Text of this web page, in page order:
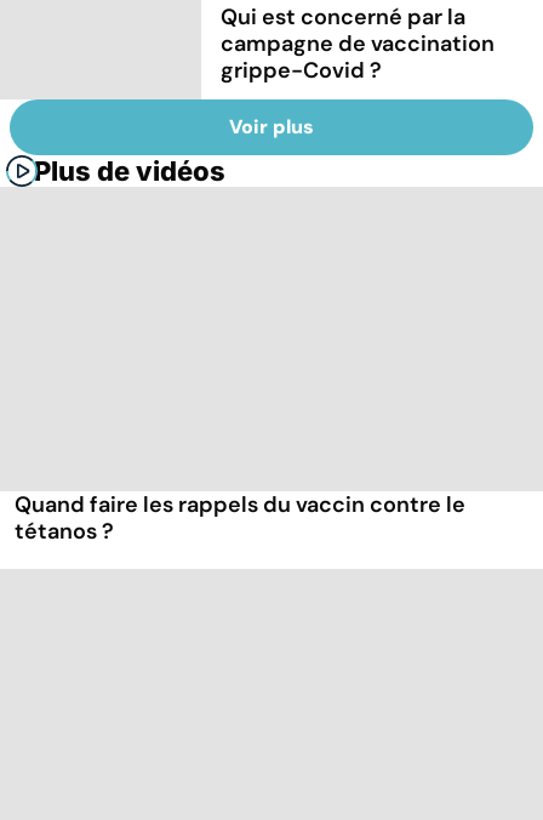
Qui est concerné par la
campagne de vaccination
grippe-Covid ?
Voir plus
Plus de vidéos
Quand faire les rappels du vaccin contre le
tétanos ?